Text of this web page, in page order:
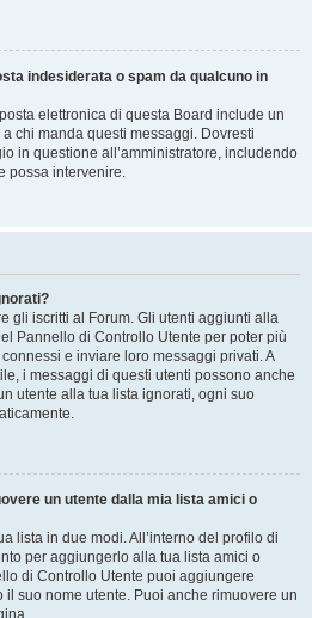
indesiderata o spam da qualcuno in
elettronica di questa Board include un
chi manda questi messaggi. Dovresti
in questione all’amministratore, includendo
possa intervenire.
gli iscritti al Forum. Gli utenti aggiunti alla
Pannello di Controllo Utente per poter più
e inviare loro messaggi privati. A
i messaggi di questi utenti possono anche
utente alla tua lista ignorati, ogni suo
un utente dalla mia lista amici o
lista in due modi. All’interno del profilo di
per aggiungerlo alla tua lista amici o
di Controllo Utente puoi aggiungere
suo nome utente. Puoi anche rimuovere un